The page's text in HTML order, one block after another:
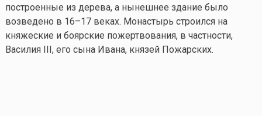
построенные из дерева, а нынешнее здание было
возведено в 16–17 веках. Монастырь строился на
княжеские и боярские пожертвования, в частности,
Василия III, его сына Ивана, князей Пожарских.